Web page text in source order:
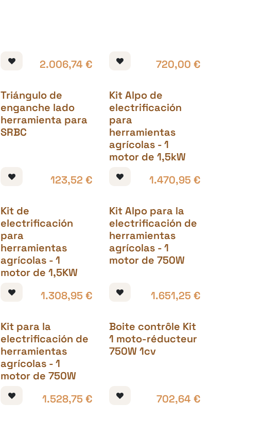
2.006,74€ 720,00 €
Triángulo de
enganche lado
herramienta para
SRBC
123,52 €
Kit Alpo de
electrificación
para
herramientas
agrícolas - 1
motor de 1,5kW
1.470,95€
Kit de
electrificación
para
herramientas
agrícolas - 1
motor de 1,5KW
1.308,95€
Kit Alpo para la
electrificación de
herramientas
agrícolas - 1
motor de 750W
1.651,25€
Kit para la
electrificación de
herramientas
agrícolas - 1
motor de 750W
1.528,75€
Boite contrôle Kit
1 moto-réducteur
750W 1cv
702,64€